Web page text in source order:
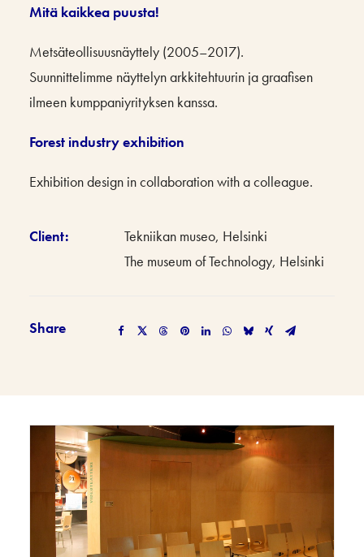
Mitä kaikkea puusta!
Metsäteollisuusnäyttely (2005–2017).
Suunnittelimme näyttelyn arkkitehtuurin ja graafisen
ilmeen kumppaniyrityksen kanssa.
Forest industry exhibition
Exhibition design in collaboration with a colleague.
Client:
Tekniikan museo, Helsinki
The museum of Technology, Helsinki
Share